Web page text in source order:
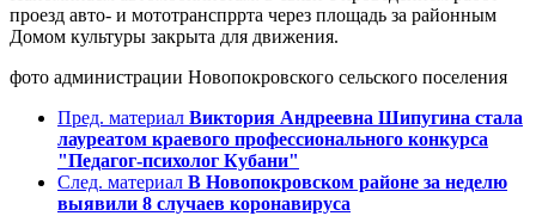
проезд авто- и мототранспррта через площадь за районным
Домом культуры закрыта для движения.
фото администрации Новопокровского сельского поселения
Пред. материал Виктория Андреевна Шипугина стала
лауреатом краевого профессионального конкурса
"Педагог-психолог Кубани"
След. материал В Новопокровском районе за неделю
выявили 8 случаев коронавируса